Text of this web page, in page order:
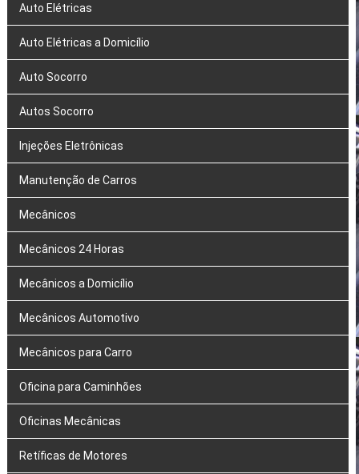
Auto Elétricas
Auto Elétricas a Domicílio
Auto Socorro
Autos Socorro
Injeções Eletrônicas
Manutenção de Carros
Mecânicos
Mecânicos 24 Horas
Mecânicos a Domicílio
Mecânicos Automotivo
Mecânicos para Carro
Oficina para Caminhões
Oficinas Mecânicas
Retíficas de Motores